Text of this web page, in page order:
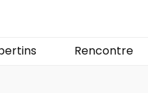
Rencontre